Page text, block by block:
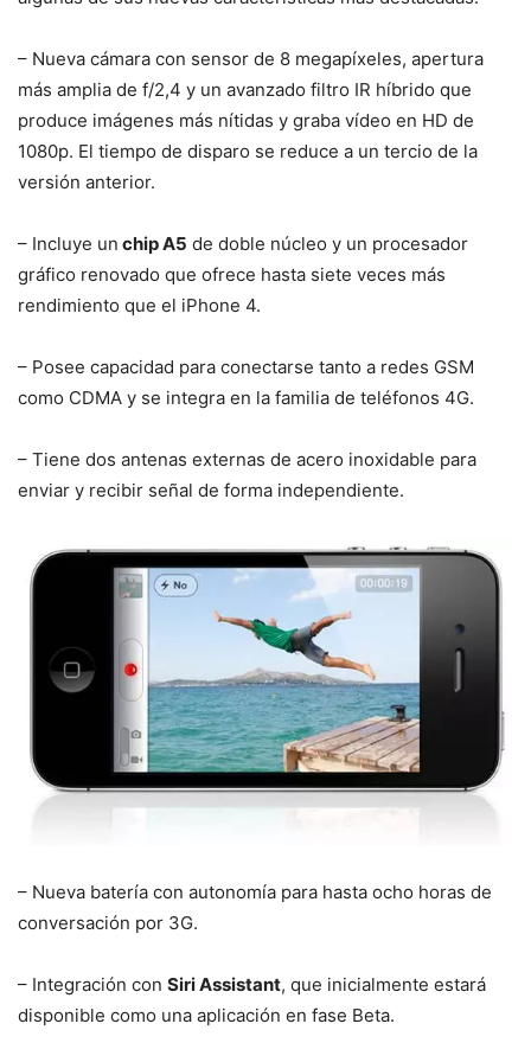
– Nueva cámara con sensor de 8 megapíxeles, apertura
más amplia de f/2,4 y un avanzado filtro IR híbrido que
produce imágenes más nítidas y graba vídeo en HD de
1080p. El tiempo de disparo se reduce a un tercio de la
versión anterior.
– Incluye un chip A5 de doble núcleo y un procesador
gráfico renovado que ofrece hasta siete veces más
rendimiento que el iPhone 4.
– Posee capacidad para conectarse tanto a redes GSM
como CDMA y se integra en la familia de teléfonos 4G.
– Tiene dos antenas externas de acero inoxidable para
enviar y recibir señal de forma independiente.
– Nueva batería con autonomía para hasta ocho horas de
conversación por 3G.
– Integración con Siri Assistant, que inicialmente estará
disponible como una aplicación en fase Beta.